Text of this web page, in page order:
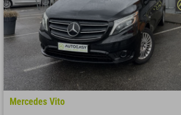
Mercedes Vito